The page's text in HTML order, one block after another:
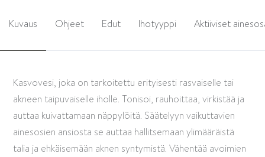
Kuvaus Ohjeet Edut Ihotyyppi Aktiiviset
Kasvovesi, joka on tarkoitettu erityisesti rasvaiselle tai
akneen taipuvaiselle iholle. Tonisoi, rauhoittaa, virkistää ja
auttaa kuivattamaan näppylöitä. Säätelyyn vaikuttavien
ainesosien ansiosta se auttaa hallitsemaan ylimääräistä
talia ja ehkäisemään aknen syntymistä. Vähentää avoimien